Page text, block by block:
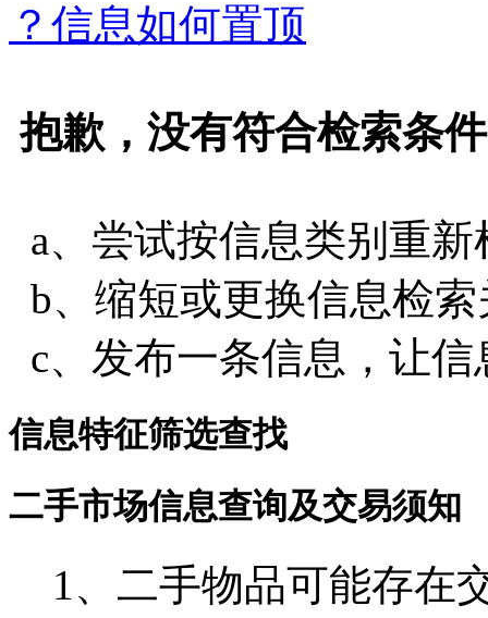
？信息如何置顶
抱歉，没有符合检索条
a、尝试按信息类别重
b、缩短或更换信息检
c、发布一条信息，让
信息特征筛选查找
二手市场信息查询及交易须知
1、二手物品可能存在